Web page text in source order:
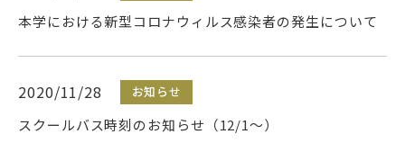
本学における新型コロナウィルス感染者の発生について
2020/11/28 お知らせ
スクールバス時刻のお知らせ（12/1～）